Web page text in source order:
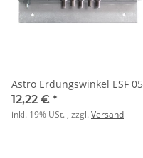
Astro Erdungswinkel ESF 05
12,22 € *
inkl. 19% USt. , zzgl.Versand